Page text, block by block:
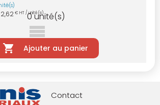
2,62€ HT / unité(s)
0 unité(s)
Ajouter au panier
Contact